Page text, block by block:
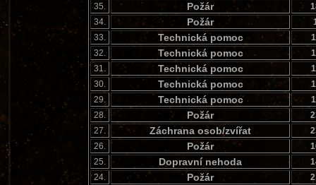
35.
Požár
34.
Požár
33.
Technická pomoc
32.
Technická pomoc
31.
Technická pomoc
30.
Technická pomoc
29.
Technická pomoc
28.
Požár
27.
Záchrana osob/zvířat
26.
Požár
25.
Dopravní nehoda
24.
Požár